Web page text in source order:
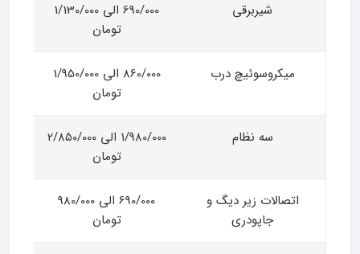
شیربرقی
690/000 الی 1/130/000
تومان
میکروسوئیچ درب
860/000 الی 1/950/000
تومان
سه نظام
1/980/000 الی 2/850/000
تومان
اتصالات زیر دیگ و
جاپودری
690/000 الی 980/000
تومان